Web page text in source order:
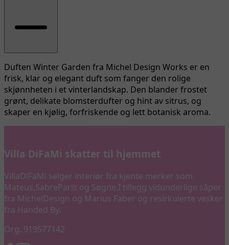
Duften Winter Garden fra Michel Design Works er en
frisk, klar og elegant duft som fanger den rolige
skjønnheten i et vinterlandskap. Den blander frostet
grønt, delikate blomsterdufter og hint av sitrus, og
skaper en kjølig, forfriskende og lett botanisk aroma.
Villa DiFaMi skatter til hjemmet
VillaDiFaMi selger interiør fra kjente merker som
Mateus,SabreParis og Søgne.I tillegg vidunderlige såper
fra MichelDesign og Marius Faber og resirkulerte vesker
fra Handed By.
Org. 919577142